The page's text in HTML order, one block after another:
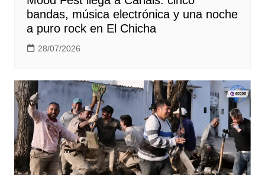
bandas, música electrónica y una noche
a puro rock en El Chicha
28/07/2026